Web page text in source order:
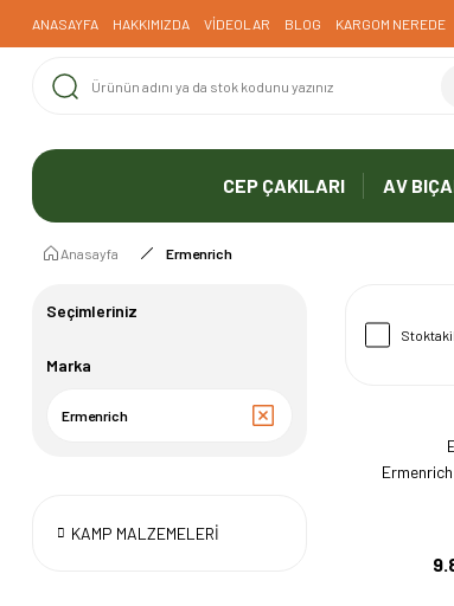
ANASAYFA HAKKIMIZDA VİDEOLAR BLOG KARGOM NEREDE
1000 TL ve Üzeri Ücretsiz Kargo
CEP ÇAKILARI AV
Anasayfa Ermenrich
Seçimleriniz
Marka
Ermenrich
KAMP MALZEMELERİ